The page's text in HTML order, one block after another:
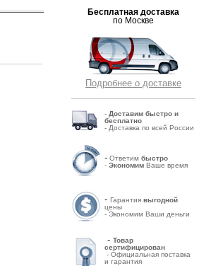
Бесплатная доставка
по Москве
Подробнее о доставке
- Доставим быстро и
бесплатно
- Доставка по всей России
- Ответим быстро
- Экономим Ваше время
- Гарантия выгодной
цены
- Экономим Ваши деньги
- Товар
сертифицирован
- Официальная поставка
и гарантия